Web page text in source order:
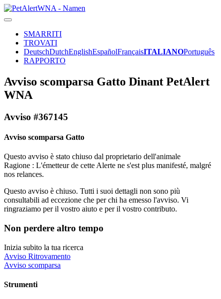
SMARRITI
TROVATI
DeutschDutchEnglishEspañolFrançaisITALIANOPortuguês
RAPPORTO
Avviso scomparsa Gatto Dinant PetAlert
WNA
Avviso #367145
Avviso scomparsa Gatto
Questo avviso è stato chiuso dal proprietario dell'animale
Ragione : L'émetteur de cette Alerte ne s'est plus manifesté, malgré
nos relances.
Questo avviso è chiuso. Tutti i suoi dettagli non sono più
consultabili ad eccezione che per chi ha emesso l'avviso. Vi
ringraziamo per il vostro aiuto e per il vostro contributo.
Non perdere altro tempo
Inizia subito la tua ricerca
Avviso Ritrovamento
Avviso scomparsa
Strumenti